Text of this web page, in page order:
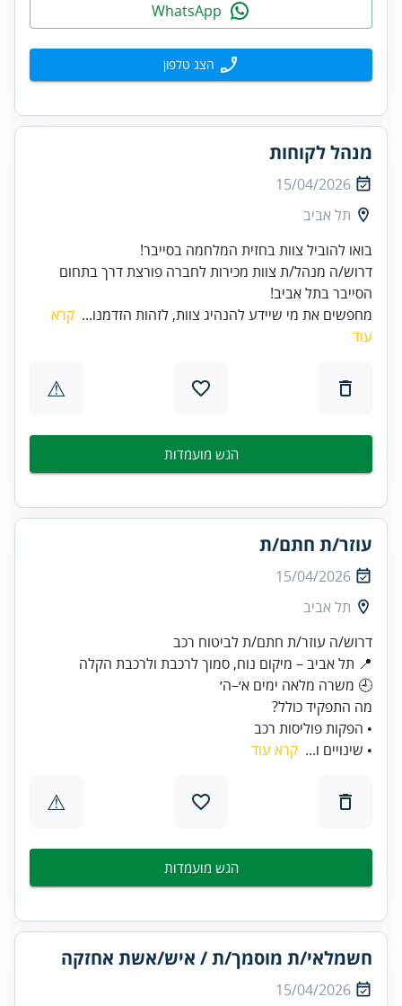
הצג טלפון
מנהל לקוחות
15/04/2026
תל אביב
דרוש/ה מנהל/ת צוות מכירות לחברה פורצת דרך בתחום
הסייבר בתל אביב!
מחפשים את מי שיידע להנהיג צוות, לזהות הזדמנו... קרא
עוד
⚠
הגש מועמדות
עוזר/ת חתם/ת
15/04/2026
תל אביב
• הפקות פוליסות רכב
• שינויים ו... קרא עוד
⚠
הגש מועמדות
חשמלאי/ת מוסמך/ת / איש/אשת אחזקה
15/04/2026